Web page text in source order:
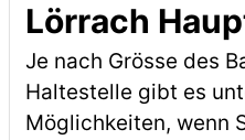
Lörrach
Je nach Grösse des
Haltestelle gibt es
Möglichkeiten, wenn